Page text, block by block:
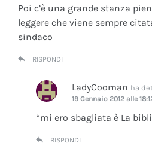
Poi c’è una grande stanza
leggere che viene sempre
sindaco
RISPONDI
LadyCooman ha
19 Gennaio 2012 alle
*mi ero sbagliata è La
RISPONDI